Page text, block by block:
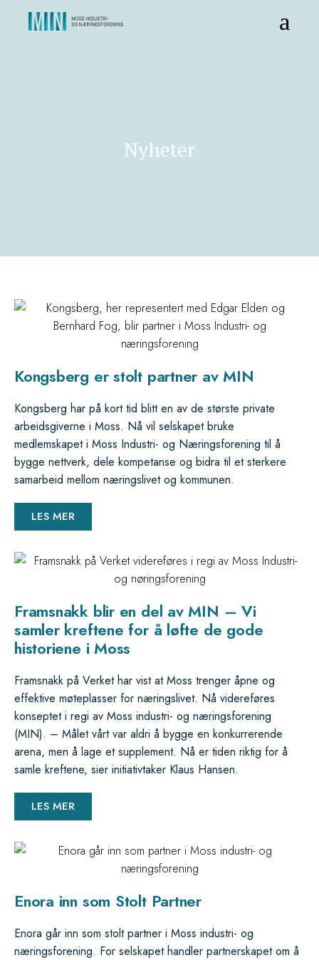
Nyheter
Kongsberg er stolt partner av MIN
Kongsberg har på kort tid blitt en av de største private
arbeidsgiverne i Moss. Nå vil selskapet bruke
medlemskapet i Moss Industri- og Næringsforening til å
bygge nettverk, dele kompetanse og bidra til et sterkere
samarbeid mellom næringslivet og kommunen.
LES MER
Framsnakk blir en del av MIN – Vi
samler kreftene for å løfte de gode
historiene i Moss
Framsnakk på Verket har vist at Moss trenger åpne og
effektive møteplasser for næringslivet. Nå videreføres
konseptet i regi av Moss industri- og næringsforening
(MIN). – Målet vårt var aldri å bygge en konkurrerende
arena, men å lage et supplement. Nå er tiden riktig for å
samle kreftene, sier initiativtaker Klaus Hansen.
LES MER
Enora inn som Stolt Partner
Enora går inn som stolt partner i Moss industri- og
næringsforening. For selskapet handler partnerskapet om å